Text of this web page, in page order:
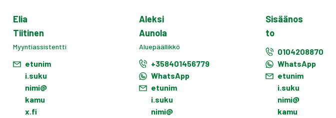
Elia
Tiitinen
Myyntiassistentti
etunim
i.suku
nimi@
kamu
x.fi
Aleksi
Aunola
Aluepäällikkö
+358401456779
WhatsApp
etunim
i.suku
nimi@
Sisäänos
to
0104208870
WhatsApp
etunim
i.suku
nimi@
kamu